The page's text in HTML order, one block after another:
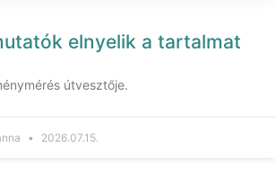
elnyelik a tartalmat
útvesztője.
2026.07.15.